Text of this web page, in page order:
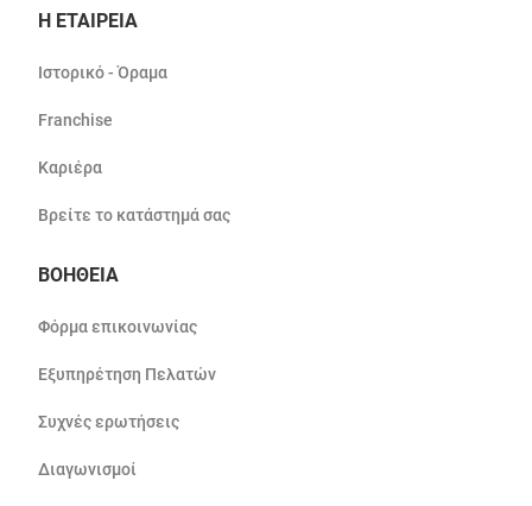
Η ΕΤΑΙΡΕΙΑ
Ιστορικό - Όραμα
Franchise
Καριέρα
Βρείτε το κατάστημά σας
ΒΟΗΘΕΙΑ
Φόρμα επικοινωνίας
Εξυπηρέτηση Πελατών
Συχνές ερωτήσεις
Διαγωνισμοί